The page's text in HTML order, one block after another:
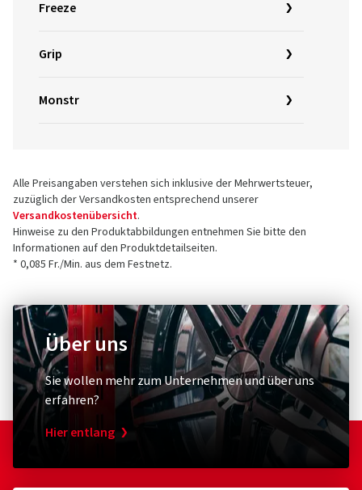
Freeze
Grip
Monstr
Alle Preisangaben verstehen sich inklusive der Mehrwertsteuer,
zuzüglich der Versandkosten entsprechend unserer
Versandkostenübersicht.
Hinweise zu den Produktabbildungen entnehmen Sie bitte den
Informationen auf den Produktdetailseiten.
* 0,085 Fr./Min. aus dem Festnetz.
Über uns
Sie wollen mehr zum Unternehmen und über uns
erfahren?
Hier entlang